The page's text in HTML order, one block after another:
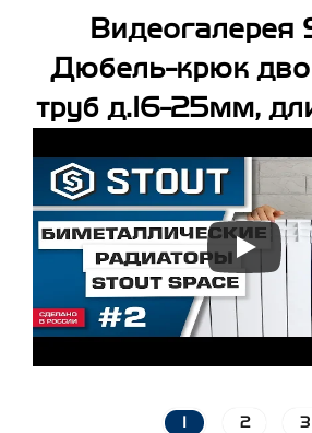
Видеогалерея
Дюбель-крюк
труб д.16-25мм,
2 3